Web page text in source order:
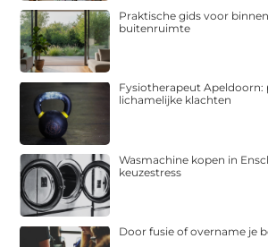
Praktische gids voor
buitenruimte
Fysiotherapeut Apeldoorn:
lichamelijke klachten
Wasmachine kopen in
keuzestress
Door fusie of overname je